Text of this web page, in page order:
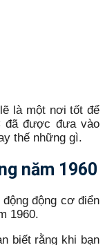
là một nơi tốt để
đã được đưa vào
thế những gì.
năm 1960
động cơ điển
1960.
biết rằng khi bạn